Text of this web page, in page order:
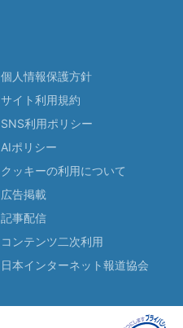
個人情報保護方針
サイト利用規約
SNS利用ポリシー
AIポリシー
クッキーの利用について
広告掲載
記事配信
コンテンツ二次利用
日本インターネット報道協会